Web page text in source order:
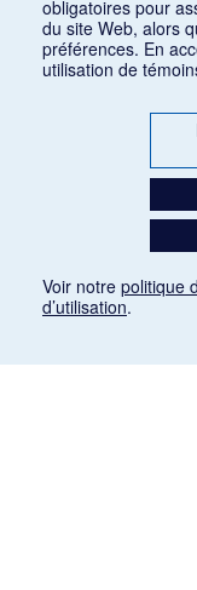
obligatoires pour
du site Web, alors
préférences. En
utilisation de
Voir notre politique
d’utilisation.